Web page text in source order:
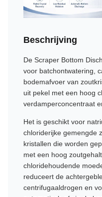
Beschrijving
De Scraper Bottom
voor batchontwatering,
bodemafvoer van
uit pekel met een hoog
verdamperconcentraat
Het is geschikt voor
chloriderijke gemengde
kristallen die worden
met een hoog
chloridehoudende
reduceert de
centrifugaaldrogen en